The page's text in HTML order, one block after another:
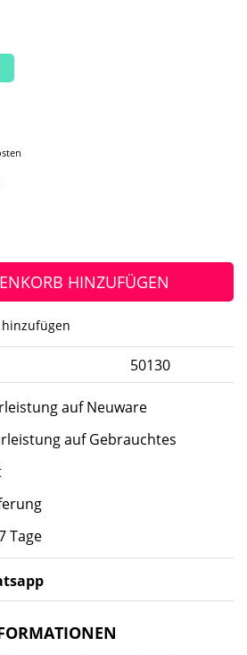
HINZUFÜGEN
50130
auf Neuware
auf Gebrauchtes
Tage